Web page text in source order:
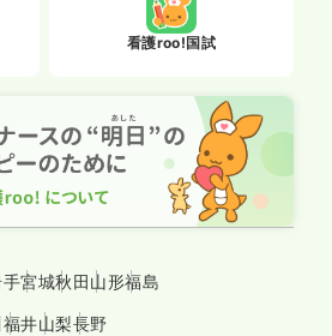
看護roo!国試
手宮城秋田山形福島
福井山梨長野